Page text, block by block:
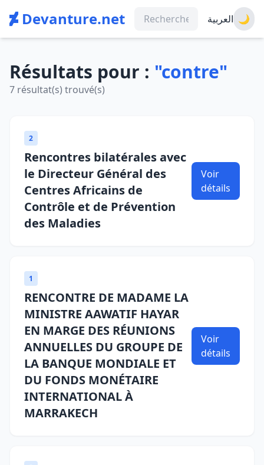
Devanture.net العربية 🌙
Résultats pour : "contre"
7 résultat(s) trouvé(s)
2
Rencontres bilatérales avec
le Directeur Général des
Centres Africains de
Contrôle et de Prévention
des Maladies
Voir
détails
1
RENCONTRE DE MADAME LA
MINISTRE AAWATIF HAYAR
EN MARGE DES RÉUNIONS
ANNUELLES DU GROUPE DE
LA BANQUE MONDIALE ET
DU FONDS MONÉTAIRE
INTERNATIONAL À
MARRAKECH
Voir
détails